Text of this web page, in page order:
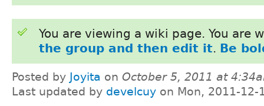
You are viewing a wiki page. You are
the group and then edit it. Be
Posted by Joyita on October 5, 2011 at
Last updated by develcuy on Mon, 2011-12-